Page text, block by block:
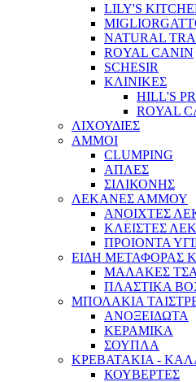
LILY'S
NATURAL
ROYAL CANIN
SCHESIR
ΚΛΙΝΙΚΕΣ
HILL'S
ROYAL
ΛΙΧΟΥΔΙΕΣ
ΑΜΜΟΙ
CLUMPING
ΑΠΛΕΣ
ΣΙΛΙΚΟΝΗΣ
ΛΕΚΑΝΕΣ ΑΜΜΟΥ
ΑΝΟΙΧΤΕΣ
ΚΛΕΙΣΤΕΣ
ΠΡΟΙΟΝΤΑ
ΕΙΔΗ ΜΕΤΑΦΟΡΑΣ
ΜΑΛΑΚΕΣ
ΠΛΑΣΤΙΚΑ
ΜΠΟΛΑΚΙΑ
ΑΝΟΞΕΙΔΩΤΑ
ΚΕΡΑΜΙΚΑ
ΣΟΥΠΛΑ
ΚΡΕΒΑΤΑΚΙΑ -
ΚΟΥΒΕΡΤΕΣ